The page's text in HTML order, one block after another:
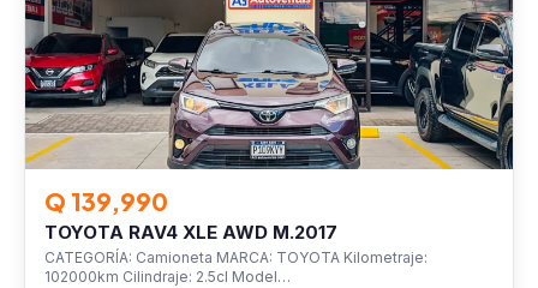
Q 139,990
TOYOTA RAV4 XLE AWD M.2017
CATEGORÍA: Camioneta MARCA: TOYOTA Kilometraje:
102000km Cilindraje: 2.5cl Model…